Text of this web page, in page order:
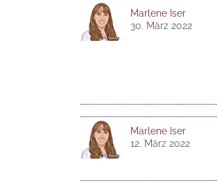
Marlene Iser
30. März 2022
Marlene Iser
12. März 2022